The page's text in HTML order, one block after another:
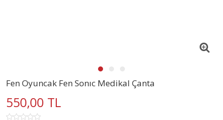
Fen Oyuncak Fen Sonıc Medikal Çanta
550,00 TL